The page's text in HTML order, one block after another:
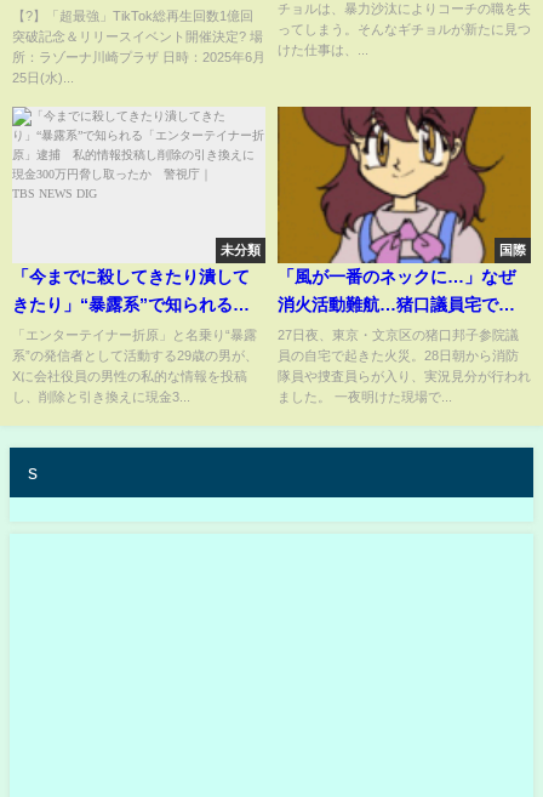
リースイベント epi.314
【?】「超最強」TikTok総再生回数1億回
突破記念＆リリースイベント開催決定? 場
所：ラゾーナ川崎プラザ 日時：2025年6月
25日(水)...
チョルは、暴力沙汰によりコーチの職を失
ってしまう。そんなギチョルが新たに見つ
けた仕事は、...
未分類
「今までに殺してきたり潰して
きたり」“暴露系”で知られる
「エンターテイナー折原」逮
捕 私的情報投稿し削除の引き
換えに現金300万円脅し取った
「エンターテイナー折原」と名乗り“暴露
系”の発信者として活動する29歳の男が、
Xに会社役員の男性の私的な情報を投稿
し、削除と引き換えに現金3...
国際
「風が一番のネックに…」なぜ
消火活動難航…猪口議員宅で火
災 2人死亡【報道ステーショ
ン】(2024年11月28日)
27日夜、東京・文京区の猪口邦子参院議
員の自宅で起きた火災。28日朝から消防
隊員や捜査員らが入り、実況見分が行われ
ました。 一夜明けた現場で...
s